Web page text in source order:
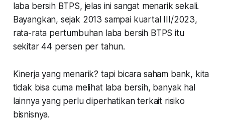
laba bersih BTPS, jelas ini sangat menarik sekali.
Bayangkan, sejak 2013 sampai kuartal III/2023,
rata-rata pertumbuhan laba bersih BTPS itu
sekitar 44 persen per tahun.
Kinerja yang menarik? tapi bicara saham bank, kita
tidak bisa cuma melihat laba bersih, banyak hal
lainnya yang perlu diperhatikan terkait risiko
bisnisnya.